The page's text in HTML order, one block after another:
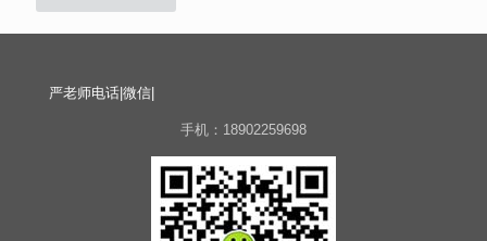
严老师电话|微信|
手机：18902259698